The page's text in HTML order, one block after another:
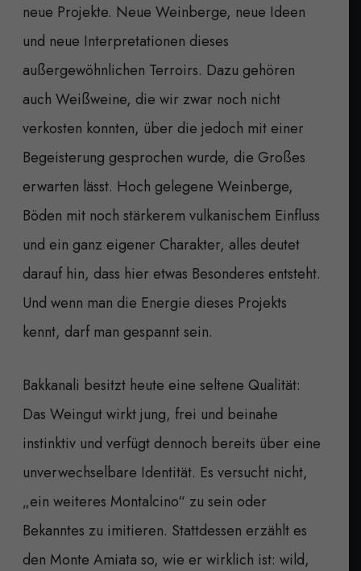
neue Projekte. Neue Weinberge, neue Ideen
und neue Interpretationen dieses
außergewöhnlichen Terroirs. Dazu gehören
auch Weißweine, die wir zwar noch nicht
verkosten konnten, über die jedoch mit einer
Begeisterung gesprochen wurde, die Großes
erwarten lässt. Hoch gelegene Weinberge,
Böden mit noch stärkerem vulkanischem Einfluss
und ein ganz eigener Charakter, alles deutet
darauf hin, dass hier etwas Besonderes entsteht.
Und wenn man die Energie dieses Projekts
kennt, darf man gespannt sein.
Bakkanali besitzt heute eine seltene Qualität:
Das Weingut wirkt jung, frei und beinahe
instinktiv und verfügt dennoch bereits über eine
unverwechselbare Identität. Es versucht nicht,
„ein weiteres Montalcino“ zu sein oder
Bekanntes zu imitieren. Stattdessen erzählt es
den Monte Amiata so, wie er wirklich ist: wild,